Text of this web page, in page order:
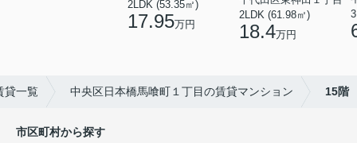
2LDK (53.35㎡)
17.95万円
2LDK (61.98㎡)
18.4万円
貸一覧 中央区日本橋馬喰町１丁目の賃貸マンション 15階
市区町村から探す